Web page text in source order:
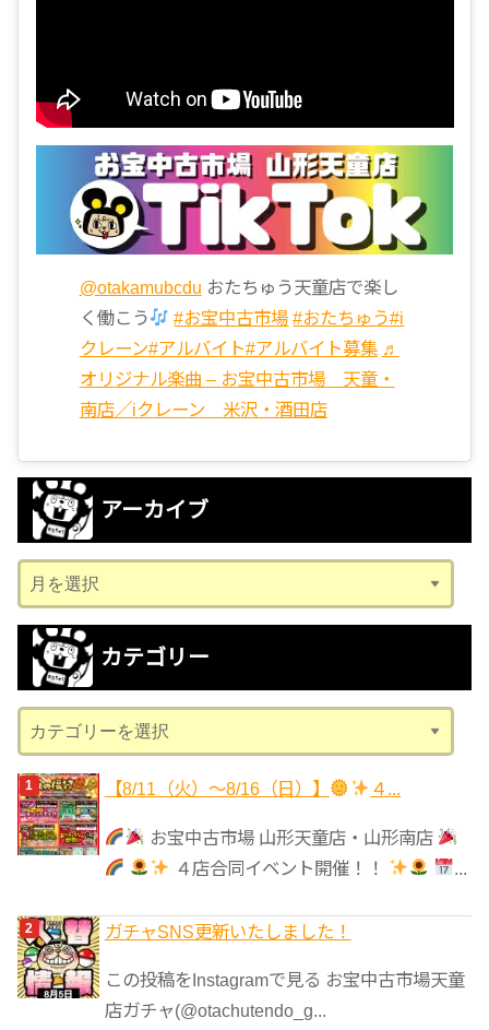
@otakamubcdu おたちゅう天童店で楽し
く働こう
#お宝中古市場 #おたちゅう#i
クレーン#アルバイト#アルバイト募集 ♬
オリジナル楽曲 – お宝中古市場 天童・
南店／iクレーン 米沢・酒田店
アーカイブ
ー
カ
ブ
カテゴリー
テ
ゴ
リ
ー
【8/11（火）～8/16（日）】 ４...
お宝中古市場 山形天童店・山形南店
４店合同イベント開催！！
...
ガチャSNS更新いたしました！
この投稿をInstagramで見る お宝中古市場天童
店ガチャ(@otachutendo_g...